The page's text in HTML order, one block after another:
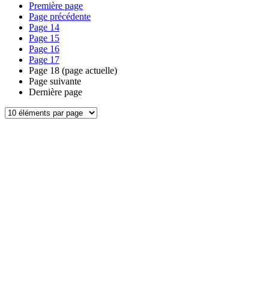
Première page
Page précédente
Page 14
Page 15
Page 16
Page 17
Page 18 (page actuelle)
Page suivante
Dernière page